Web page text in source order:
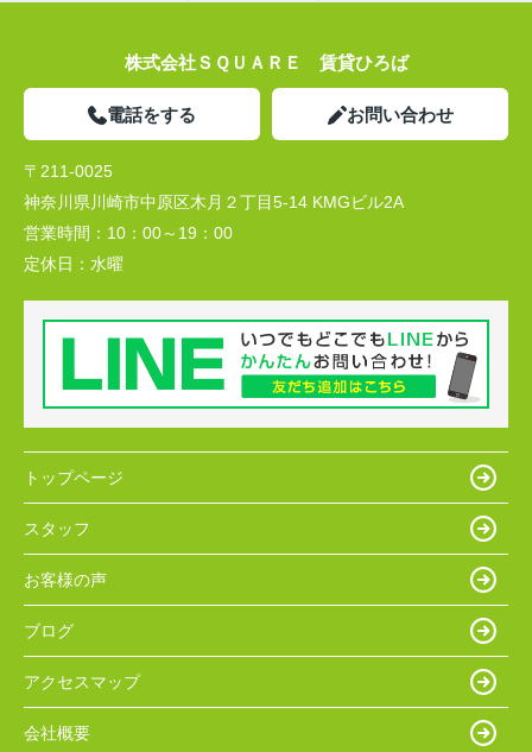
株式会社ＳＱＵＡＲＥ 賃貸ひろば
電話をする お問い合わせ
〒211-0025
神奈川県川崎市中原区木月２丁目5-14 KMGビル2A
営業時間： 10：00～19：00
定休日： 水曜
トップページ
スタッフ
お客様の声
ブログ
アクセスマップ
会社概要